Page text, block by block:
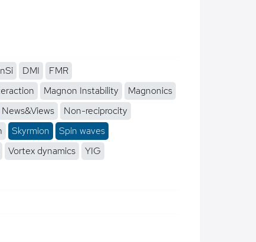
DMI
FMR
Magnon Instability
Magnonics
News&Views
Non-reciprocity
Skyrmion
Spin waves
Vortex dynamics
YIG